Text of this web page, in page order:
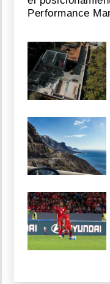
Performance